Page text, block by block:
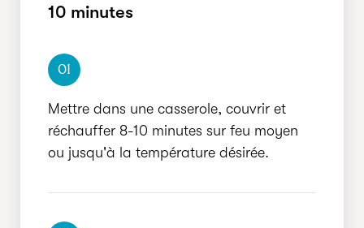
10 minutes
01
Mettre dans une casserole, couvrir et
réchauffer 8-10 minutes sur feu moyen
ou jusqu'à la température désirée.